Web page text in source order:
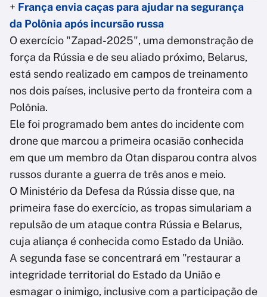
+ França envia caças para ajudar na segurança
da Polônia após incursão russa
O exercício "Zapad-2025", uma demonstração de
força da Rússia e de seu aliado próximo, Belarus,
está sendo realizado em campos de treinamento
nos dois países, inclusive perto da fronteira com a
Polônia.
Ele foi programado bem antes do incidente com
drone que marcou a primeira ocasião conhecida
em que um membro da Otan disparou contra alvos
russos durante a guerra de três anos e meio.
O Ministério da Defesa da Rússia disse que, na
primeira fase do exercício, as tropas simulariam a
repulsão de um ataque contra Rússia e Belarus,
cuja aliança é conhecida como Estado da União.
A segunda fase se concentrará em "restaurar a
integridade territorial do Estado da União e
esmagar o inimigo, inclusive com a participação de